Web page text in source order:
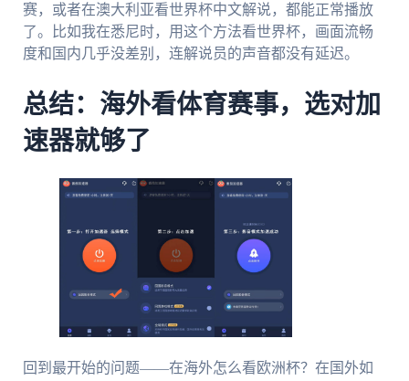
赛，或者在澳大利亚看世界杯中文解说，都能正常播放
了。比如我在悉尼时，用这个方法看世界杯，画面流畅
度和国内几乎没差别，连解说员的声音都没有延迟。
总结：海外看体育赛事，选对加
速器就够了
回到最开始的问题——在海外怎么看欧洲杯？在国外如